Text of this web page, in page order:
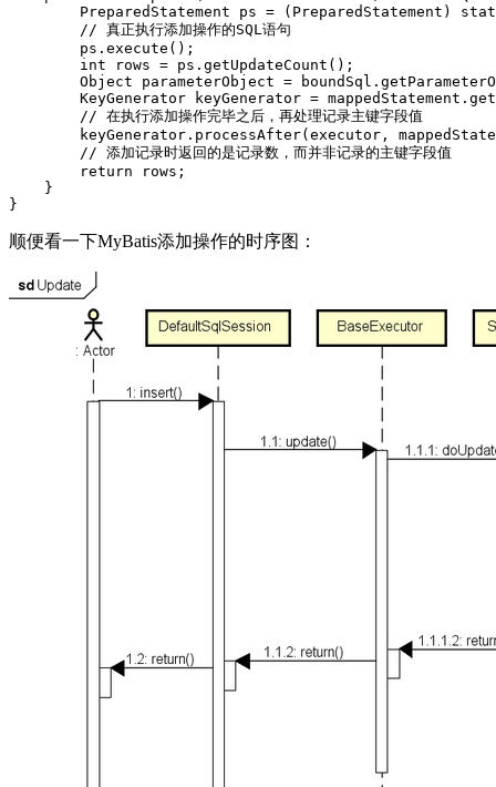
PreparedStatement ps = (PreparedStatement)
        // 真正执行添加操作的SQL语句
        ps.execute();
        int rows = ps.getUpdateCount();
Object parameterObject =
KeyGenerator keyGenerator =
        // 在执行添加操作完毕之后，再处理记录主键字段值
keyGenerator.processAfter(executor,
        // 添加记录时返回的是记录数，而并非记录的主键字段值
        return rows;
    }
顺便看一下MyBatis添加操作的时序图：